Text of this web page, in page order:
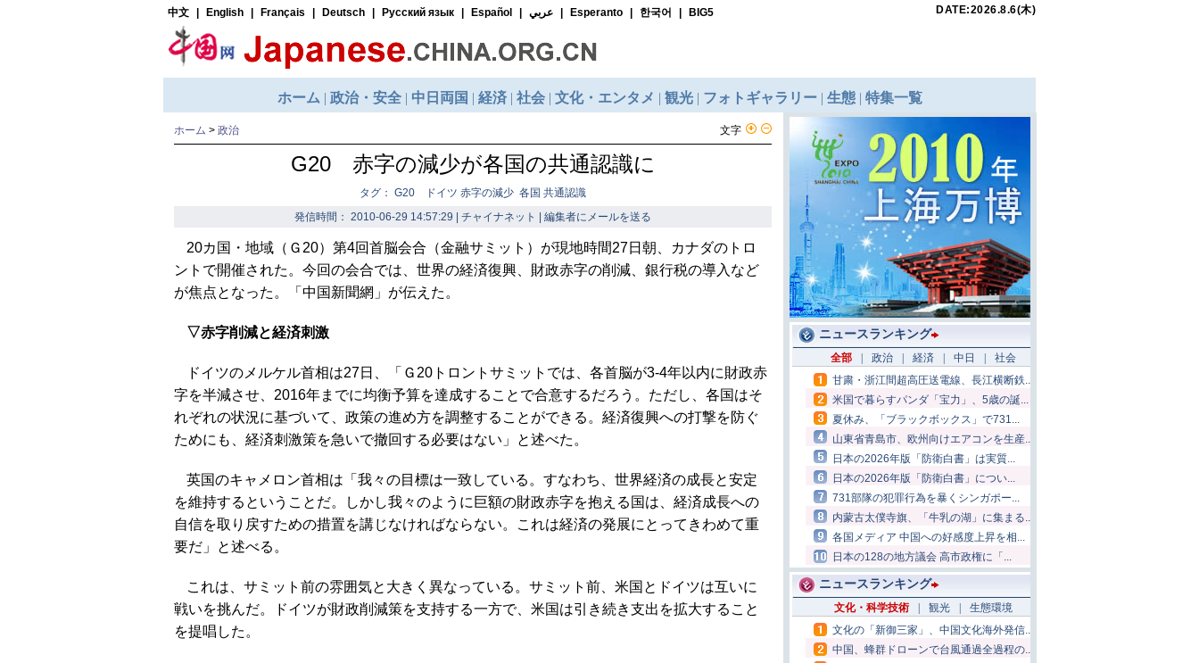
文字
ホーム > 政治
G20 赤字の減少が各国の共通認識に
タグ： G20 ドイツ 赤字の減少 各国 共通認識
発信時間： 2010-06-29 14:57:29 | チャイナネット | 編集者にメールを送る
20カ国・地域（Ｇ20）第4回首脳会合（金融サミット）が現地時間27日朝、カナダのトロ
ントで開催された。今回の会合では、世界の経済復興、財政赤字の削減、銀行税の導入など
が焦点となった。「中国新聞網」が伝えた。
▽赤字削減と経済刺激
ドイツのメルケル首相は27日、「Ｇ20トロントサミットでは、各首脳が3-4年以内に財政赤
字を半減させ、2016年までに均衡予算を達成することで合意するだろう。ただし、各国はそ
れぞれの状況に基づいて、政策の進め方を調整することができる。経済復興への打撃を防ぐ
ためにも、経済刺激策を急いで撤回する必要はない」と述べた。
英国のキャメロン首相は「我々の目標は一致している。すなわち、世界経済の成長と安定
を維持するということだ。しかし我々のように巨額の財政赤字を抱える国は、経済成長への
自信を取り戻すための措置を講じなければならない。これは経済の発展にとってきわめて重
要だ」と述べる。
これは、サミット前の雰囲気と大きく異なっている。サミット前、米国とドイツは互いに
戦いを挑んだ。ドイツが財政削減策を支持する一方で、米国は引き続き支出を拡大すること
を提唱した。